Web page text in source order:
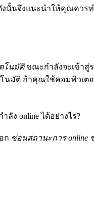
งนั้นจึงแนะนำให้คุณควร
โนมัติขณะกำลังจะเข้าสู่
มัติ ถ้าคุณใช้คอมพิวเตอ
ง online ได้อย่างไร?
ก ซ่อนสถานะการ online